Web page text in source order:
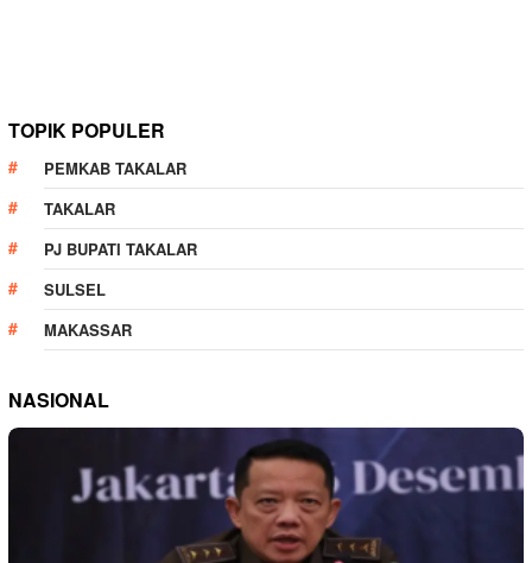
TOPIK POPULER
PEMKAB TAKALAR
TAKALAR
PJ BUPATI TAKALAR
SULSEL
MAKASSAR
NASIONAL